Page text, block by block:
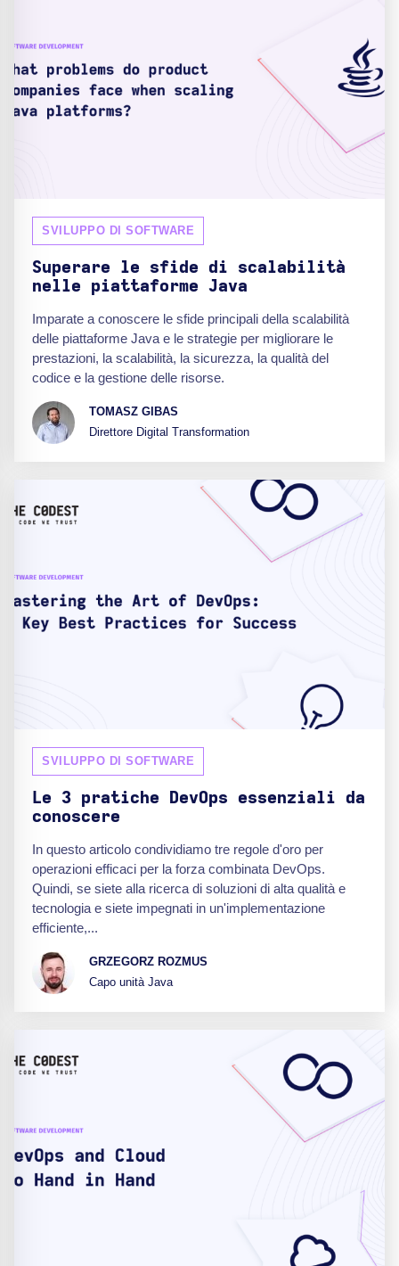
SVILUPPO DI SOFTWARE
Superare le sfide di scalabilità
nelle piattaforme Java
Imparate a conoscere le sfide principali della scalabilità
delle piattaforme Java e le strategie per migliorare le
prestazioni, la scalabilità, la sicurezza, la qualità del
codice e la gestione delle risorse.
TOMASZ GIBAS
Direttore Digital Transformation
SVILUPPO DI SOFTWARE
Le 3 pratiche DevOps essenziali da
conoscere
In questo articolo condividiamo tre regole d'oro per
operazioni efficaci per la forza combinata DevOps.
Quindi, se siete alla ricerca di soluzioni di alta qualità e
tecnologia e siete impegnati in un'implementazione
efficiente,...
GRZEGORZ ROZMUS
Capo unità Java